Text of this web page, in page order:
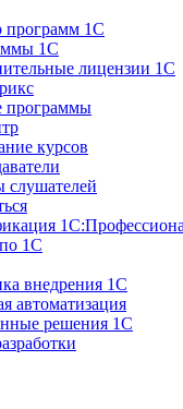
программ 1С
1С
лицензии 1С
программы
курсов
слушателей
1С
внедрения 1С
автоматизация
решения 1С